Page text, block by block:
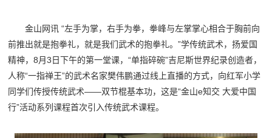
金山网讯 “左手为掌，右手为拳，拳峰与左掌掌心相合于胸前向
前推出就是抱拳礼，就是我们武术的抱拳礼。”学传统武术，扬爱国
精神，8月3日下午的第一堂课，“单指碎碗”吉尼斯世界纪录创造者，
人称“一指禅王”的武术名家樊伟鹏通过线上直播的方式，向红军小学
同学们传授传统武术——双节棍基本功，这是“金山e知交 大爱中国
行”活动系列课程首次引入传统武术课程。